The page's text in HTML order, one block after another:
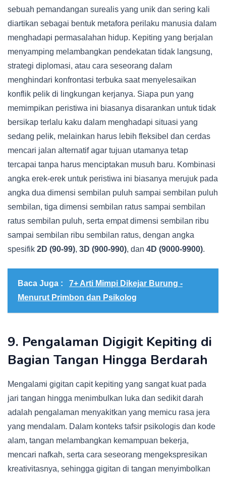
sebuah pemandangan surealis yang unik dan sering kali
diartikan sebagai bentuk metafora perilaku manusia dalam
menghadapi permasalahan hidup. Kepiting yang berjalan
menyamping melambangkan pendekatan tidak langsung,
strategi diplomasi, atau cara seseorang dalam
menghindari konfrontasi terbuka saat menyelesaikan
konflik pelik di lingkungan kerjanya. Siapa pun yang
memimpikan peristiwa ini biasanya disarankan untuk tidak
bersikap terlalu kaku dalam menghadapi situasi yang
sedang pelik, melainkan harus lebih fleksibel dan cerdas
mencari jalan alternatif agar tujuan utamanya tetap
tercapai tanpa harus menciptakan musuh baru. Kombinasi
angka erek-erek untuk peristiwa ini biasanya merujuk pada
angka dua dimensi sembilan puluh sampai sembilan puluh
sembilan, tiga dimensi sembilan ratus sampai sembilan
ratus sembilan puluh, serta empat dimensi sembilan ribu
sampai sembilan ribu sembilan ratus, dengan angka
spesifik 2D (90-99), 3D (900-990), dan 4D (9000-9900).
Baca Juga :
7+ Arti Mimpi Dikejar Burung -
Menurut Primbon dan Psikolog
9. Pengalaman Digigit Kepiting di
Bagian Tangan Hingga Berdarah
Mengalami gigitan capit kepiting yang sangat kuat pada
jari tangan hingga menimbulkan luka dan sedikit darah
adalah pengalaman menyakitkan yang memicu rasa jera
yang mendalam. Dalam konteks tafsir psikologis dan kode
alam, tangan melambangkan kemampuan bekerja,
mencari nafkah, serta cara seseorang mengekspresikan
kreativitasnya, sehingga gigitan di tangan menyimbolkan